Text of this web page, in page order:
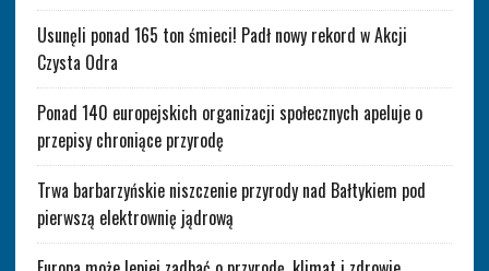
Usunęli ponad 165 ton śmieci! Padł nowy rekord w Akcji
Czysta Odra
Ponad 140 europejskich organizacji społecznych apeluje o
przepisy chroniące przyrodę
Trwa barbarzyńskie niszczenie przyrody nad Bałtykiem pod
pierwszą elektrownię jądrową